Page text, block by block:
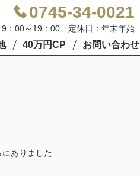
0745-34-0021
9：00～19：00 定休日：年末年始
40万円CP お問い合わせ
ありました